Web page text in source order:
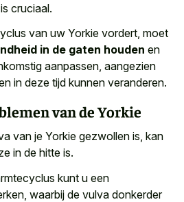
cruciaal.
van uw Yorkie vordert, moet
in de gaten houden en
aanpassen, aangezien
in deze tijd kunnen veranderen.
van de Yorkie
van je Yorkie gezwollen is, kan
in de hitte is.
kunt u een
waarbij de vulva donkerder